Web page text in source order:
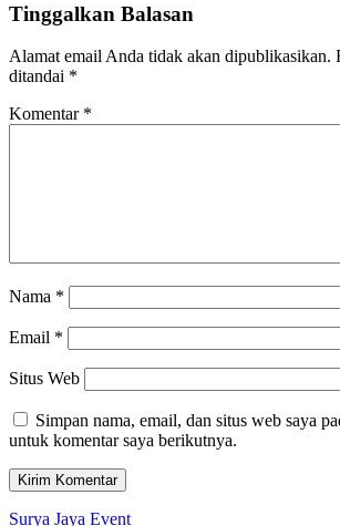
Tinggalkan Balasan
Alamat email Anda tidak akan dipublikasikan.
ditandai *
Komentar *
Nama *
Email *
Situs Web
Simpan nama, email, dan situs web saya
untuk komentar saya berikutnya.
Surya Jaya Event